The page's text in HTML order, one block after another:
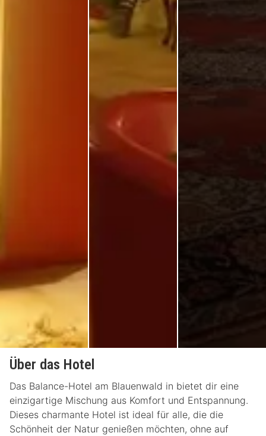
Über das Hotel
Das Balance-Hotel am Blauenwald in bietet dir eine
einzigartige Mischung aus Komfort und Entspannung.
Dieses charmante Hotel ist ideal für alle, die die
Schönheit der Natur genießen möchten, ohne auf